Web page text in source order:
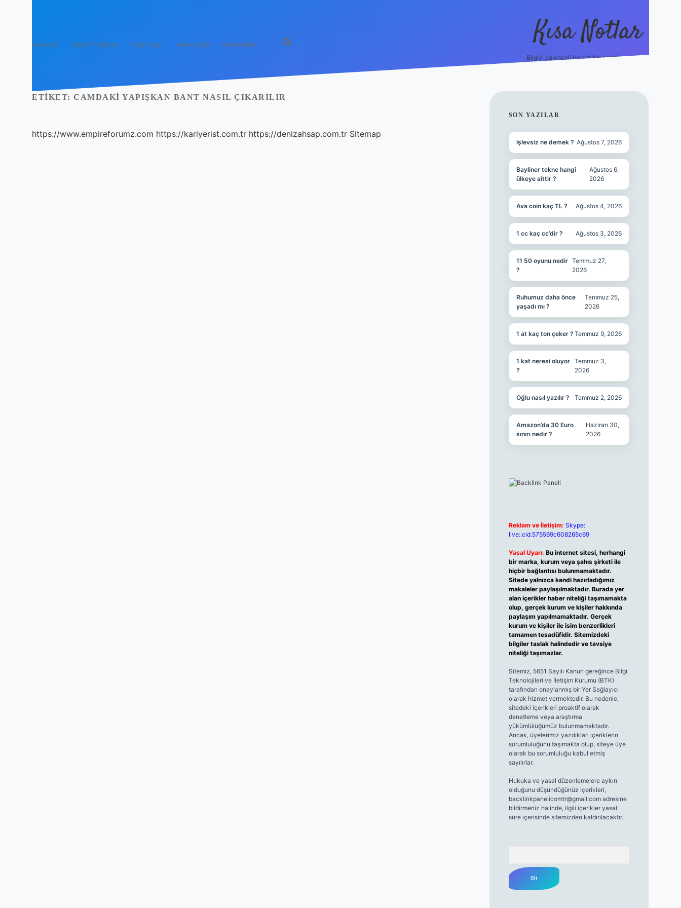
Anasayfa Gizlilik Politikası Yasal Uyarı Hakkımızda Hakkımızda Kısa Notlar
Bilgiyi eğlenceli bir şekilde hatırlatan durak.
ETIKET: CAMDAKI YAPIŞKAN BANT NASIL ÇIKARILIR
https://www.empireforumz.com https://kariyerist.com.tr https://denizahsap.com.tr Sitemap
SIDEBAR
SON YAZILAR
Işlevsiz ne demek ? Ağustos 7, 2026
Bayliner tekne hangi
ülkeye aittir ?
Ağustos 6,
2026
Ava coin kaç TL ? Ağustos 4, 2026
1 cc kaç cc’dir ? Ağustos 3, 2026
11 50 oyunu nedir
?
Temmuz 27,
2026
Ruhumuz daha önce
yaşadı mı ?
Temmuz 25,
2026
1 at kaç ton çeker ? Temmuz 9, 2026
1 kat neresi oluyor
?
Temmuz 3,
2026
Oğlu nasıl yazılır ? Temmuz 2, 2026
Amazon’da 30 Euro
sınırı nedir ?
Haziran 30,
2026
Reklam ve İletişim: Skype:
live:.cid.575569c608265c69
Yasal Uyarı: Bu internet sitesi, herhangi
bir marka, kurum veya şahıs şirketi ile
hiçbir bağlantısı bulunmamaktadır.
Sitede yalnızca kendi hazırladığımız
makaleler paylaşılmaktadır. Burada yer
alan içerikler haber niteliği taşımamakta
olup, gerçek kurum ve kişiler hakkında
paylaşım yapılmamaktadır. Gerçek
kurum ve kişiler ile isim benzerlikleri
tamamen tesadüfidir. Sitemizdeki
bilgiler taslak halindedir ve tavsiye
niteliği taşımazlar.
Sitemiz, 5651 Sayılı Kanun gereğince Bilgi
Teknolojileri ve İletişim Kurumu (BTK)
tarafından onaylanmış bir Yer Sağlayıcı
olarak hizmet vermektedir. Bu nedenle,
sitedeki içerikleri proaktif olarak
denetleme veya araştırma
yükümlülüğümüz bulunmamaktadır.
Ancak, üyelerimiz yazdıkları içeriklerin
sorumluluğunu taşımakta olup, siteye üye
olarak bu sorumluluğu kabul etmiş
sayılırlar.
Hukuka ve yasal düzenlemelere aykırı
olduğunu düşündüğünüz içerikleri,
backlinkpanelicomtr@gmail.comadresine
bildirmeniz halinde, ilgili içerikler yasal
süre içerisinde sitemizden kaldırılacaktır.